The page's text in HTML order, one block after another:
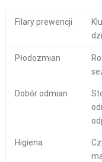
Filary prewencji
Płodozmian
Dobór odmian
Higiena